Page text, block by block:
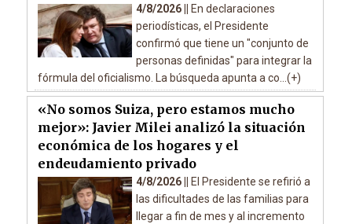
4/8/2026 ||
En declaraciones
periodísticas, el Presidente
confirmó que tiene un "conjunto de
personas definidas" para integrar la
fórmula del oficialismo. La búsqueda apunta a co...(+)
«No somos Suiza, pero estamos mucho
mejor»: Javier Milei analizó la situación
económica de los hogares y el
endeudamiento privado
4/8/2026 ||
El Presidente se refirió a
las dificultades de las familias para
llegar a fin de mes y al incremento